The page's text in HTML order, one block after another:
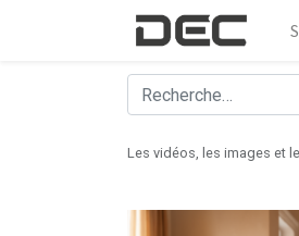
Les vidéos, les images et